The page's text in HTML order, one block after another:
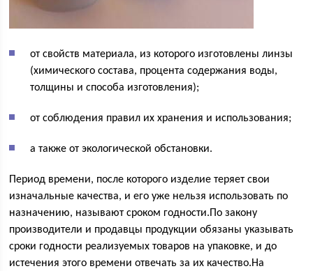
от свойств материала, из которого изготовлены линзы
(химического состава, процента содержания воды,
толщины и способа изготовления);
от соблюдения правил их хранения и использования;
а также от экологической обстановки.
Период времени, после которого изделие теряет свои
изначальные качества, и его уже нельзя использовать по
назначению, называют сроком годности.По закону
производители и продавцы продукции обязаны указывать
сроки годности реализуемых товаров на упаковке, и до
истечения этого времени отвечать за их качество.На